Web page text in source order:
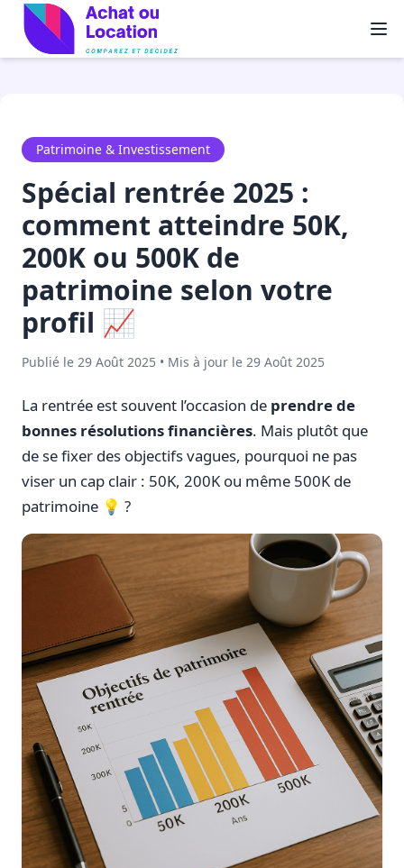
Patrimoine & Investissement
Spécial rentrée 2025 :
comment atteindre 50K,
200K ou 500K de
patrimoine selon votre
profil 📈
Publié le 29 Août 2025 • Mis à jour le 29 Août 2025
La rentrée est souvent l’occasion de prendre de
bonnes résolutions financières. Mais plutôt que
de se fixer des objectifs vagues, pourquoi ne pas
viser un cap clair : 50K, 200K ou même 500K de
patrimoine 💡 ?